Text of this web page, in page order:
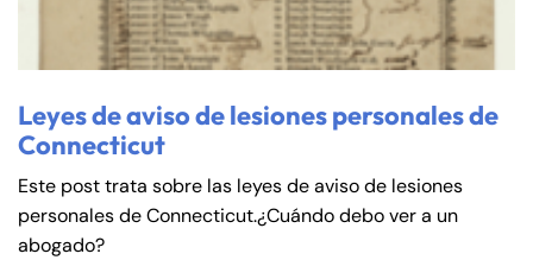
Leyes de aviso de lesiones personales de
Connecticut
Este post trata sobre las leyes de aviso de lesiones
personales de Connecticut.¿Cuándo debo ver a un
abogado?